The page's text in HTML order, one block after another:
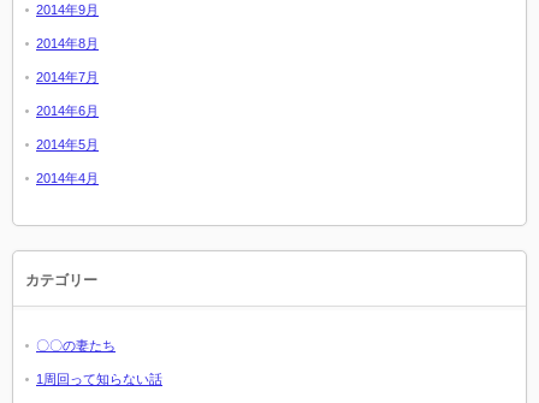
2014年9月
2014年8月
2014年7月
2014年6月
2014年5月
2014年4月
カテゴリー
〇〇の妻たち
1周回って知らない話